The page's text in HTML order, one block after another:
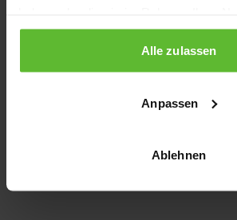
gesammelt haben.
Alle zulassen
Anpassen
Ablehnen